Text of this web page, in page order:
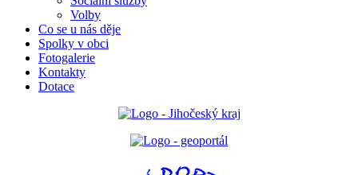
Volby
Co se u nás děje
Spolky v obci
Fotogalerie
Kontakty
Dotace